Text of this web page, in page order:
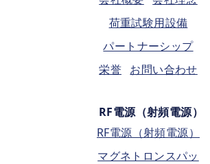
荷重試験用設備
パートナーシップ
栄誉 お問い合わせ
RF電源（射頻電源）
RF電源（射頻電源）
マグネトロンスパッ